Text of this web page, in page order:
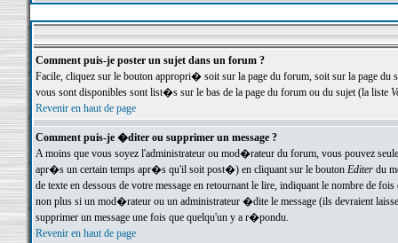
Comment puis-je poster un sujet dans un forum ?
Facile, cliquez sur le bouton appropri� soit sur la page du forum, soit sur la page du
vous sont disponibles sont list�s sur le bas de la page du forum ou du sujet (la liste
Revenir en haut de page
Comment puis-je �diter ou supprimer un message ?
A moins que vous soyez l'administrateur ou mod�rateur du forum, vous pouvez
apr�s un certain temps apr�s qu'il soit post�) en cliquant sur le bouton Editerdu
de texte en dessous de votre message en retournant le lire, indiquant le nombre
non plus si un mod�rateur ou un administrateur �dite le message (ils devraient
supprimer un message une fois que quelqu'un y a r�pondu.
Revenir en haut de page